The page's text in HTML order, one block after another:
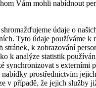
Vám mohli nabídnout
údaje o
Tyto údaje používáme k
stránek, k zobrazování
k analýze statistik
synchronizovat s externími
prostřednictvím
v případě, že jejich služby